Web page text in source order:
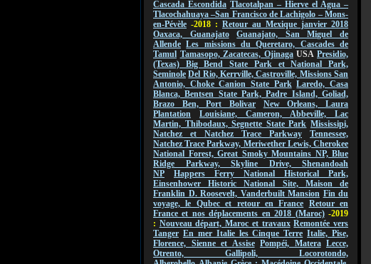
Cascada Escondida Tlacotalpan – Hierve el Agua –
Tlacochahuaya –San Francisco de Lachigolo – Mons-
en-Pévèle -2018 : Retour au Mexique janvier 2018
Oaxaca, Guanajato
Guanajato, San Miguel de
Allende Les missions du Queretaro, Cascades de
Tamul Tamasopo, Zacatecas, OjinagaUSAPresidio,
(Texas) Big Bend State Park et National Park,
Seminole Del Rio, Kerrville, Castroville, Missions San
Antonio, Choke Canion State Park Laredo, Casa
Blanca, Bentsen State Park, Padre Island, Goliad,
Brazo Ben, Port Bolivar
New Orleans, Laura
Plantation
Louisiane, Cameron, Abbeville, Lac
Martin, Thibodaux, Segnette State Park Mississipi,
Natchez et Natchez Trace Parkway
Tennessee,
Natchez Trace Parkway, Meriwether Lewis, Cherokee
National Forest, Great Smoky Mountains NP, Blue
Ridge Parkway, Skyline Drive, Shenandoah
NP
Happers Ferry National Historical Park,
Einsenhower Historic National Site, Maison de
Franklin D. Roosevelt, Vanderbuilt Mansion Fin du
voyage, le Qubec et retour en France Retour en
France et nos déplacements en 2018 (Maroc) -2019
: Nouveau départ, Maroc et travaux Remontée vers
Tanger En mer Italie les Cinque Terre Italie, Pise,
Florence, Sienne et Assise Pompéi, Matera Lecce,
Otrento, Gallipoli, Locorotondo,